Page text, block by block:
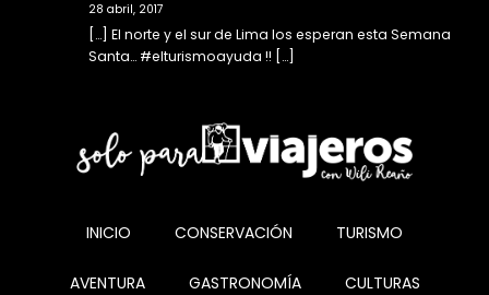
28 abril, 2017
[…] El norte y el sur de Lima los esperan esta Semana
Santa… #elturismoayuda !! […]
INICIO CONSERVACIÓN TURISMO
AVENTURA GASTRONOMÍA CULTURAS